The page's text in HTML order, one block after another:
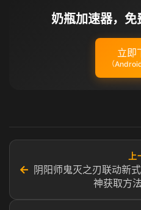
奶瓶加速器，
立即
（
← 阴阳师鬼灭之刃联动新
神获取方